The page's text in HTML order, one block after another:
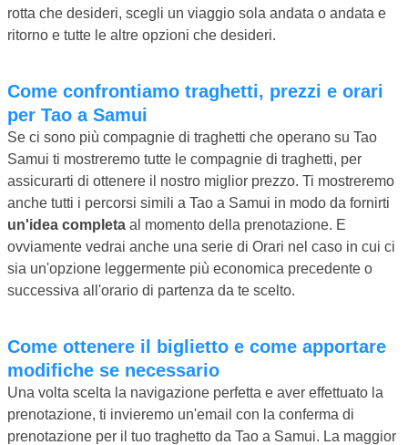
rotta che desideri, scegli un viaggio sola andata o andata e
ritorno e tutte le altre opzioni che desideri.
Come confrontiamo traghetti, prezzi e orari
per Tao a Samui
Se ci sono più compagnie di traghetti che operano su Tao
Samui ti mostreremo tutte le compagnie di traghetti, per
assicurarti di ottenere il nostro miglior prezzo. Ti mostreremo
anche tutti i percorsi simili a Tao a Samui in modo da fornirti
un'idea completa al momento della prenotazione. E
ovviamente vedrai anche una serie di Orari nel caso in cui ci
sia un'opzione leggermente più economica precedente o
successiva all'orario di partenza da te scelto.
Come ottenere il biglietto e come apportare
modifiche se necessario
Una volta scelta la navigazione perfetta e aver effettuato la
prenotazione, ti invieremo un'email con la conferma di
prenotazione per il tuo traghetto da Tao a Samui. La maggior